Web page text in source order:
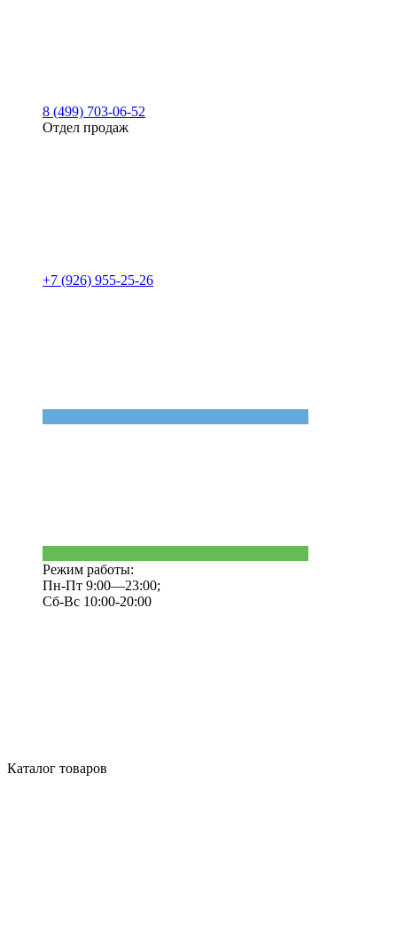
8 (499) 703-06-52
Отдел продаж
+7 (926) 955-25-26
Режим работы:
Пн-Пт 9:00—23:00;
Сб-Вс 10:00-20:00
Каталог товаров